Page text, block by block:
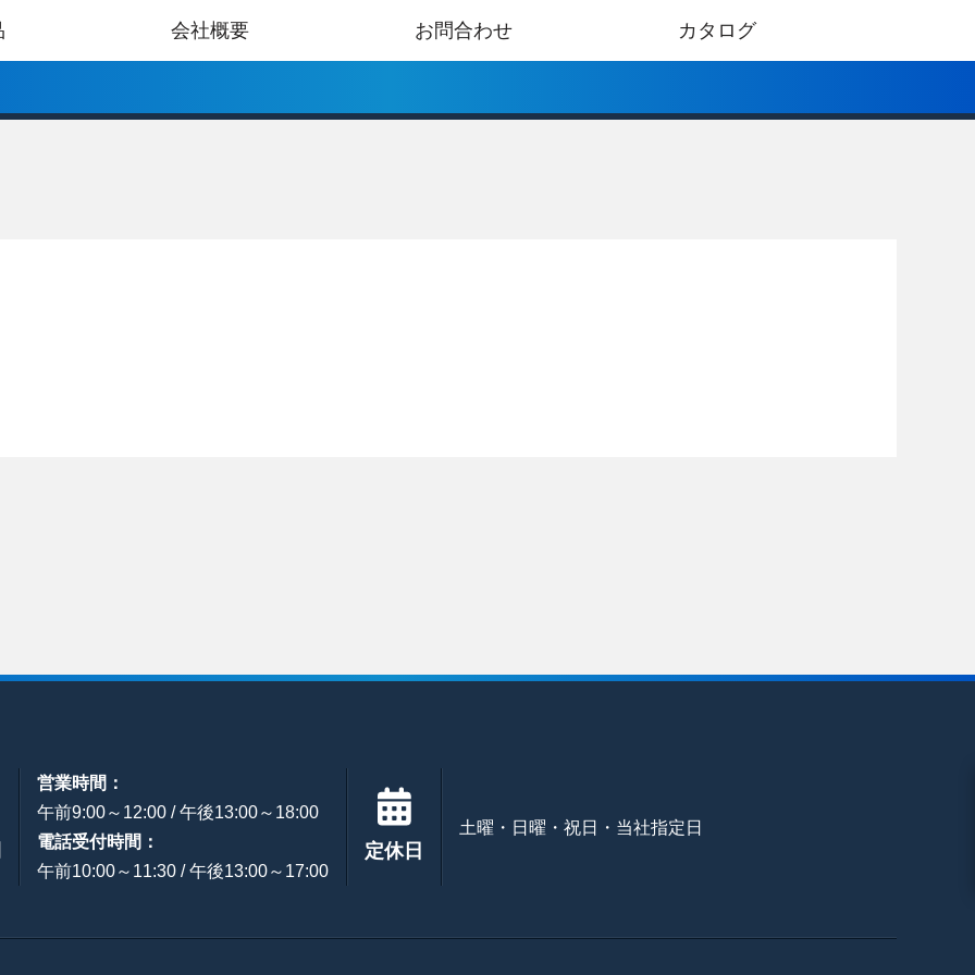
会社概要 お問合わせ カタログ
営業時間：
午前9:00～12:00 / 午後13:00～18:00
電話受付時間：
午前10:00～11:30 / 午後13:00～17:00
定休日
土曜・日曜・祝日・当社指定日